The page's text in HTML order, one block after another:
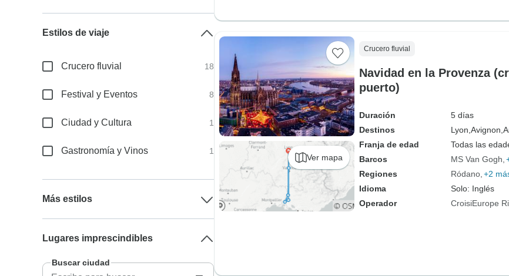
Ver mapa
Crucero fluvial
Navidad en la Provenza
puerto)
Duración
5 días
Destinos
Lyon, Avignon,
Franja de edad
Todas las
Barcos
MS Van Gogh
Regiones
Ródano +2
Idioma
Solo: Inglés
Operador
CroisiEurope
Estilos de viaje
Crucero fluvial 18
Festival y Eventos 8
Ciudad y Cultura 1
Gastronomía y Vinos 1
Más estilos
Lugares imprescindibles
Buscar ciudad